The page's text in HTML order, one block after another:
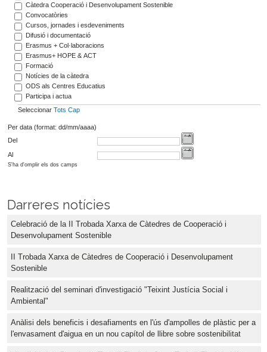
Càtedra Cooperació i Desenvolupament Sostenible
Convocatòries
Cursos, jornades i esdeveniments
Difusió i documentació
Erasmus + Col·laboracions
Erasmus+ HOPE & ACT
Formació
Notícies de la càtedra
ODS als Centres Educatius
Participa i actua
Seleccionar Tots Cap
Per data (format: dd/mm/aaaa)
Del
Al
S'ha d'omplir els dos camps
Darreres notícies
Celebració de la II Trobada Xarxa de Càtedres de Cooperació i
Desenvolupament Sostenible
II Trobada Xarxa de Càtedres de Cooperació i Desenvolupament
Sostenible
Realització del seminari d'investigació "Teixint Justícia Social i
Ambiental"
Anàlisi dels beneficis i desafiaments en l'ús d'ampolles de plàstic per a
l'envasament d'aigua en un nou capítol de llibre sobre sostenibilitat